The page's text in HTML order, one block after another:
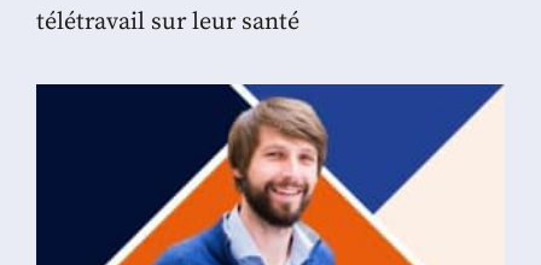
télétravail sur leur santé